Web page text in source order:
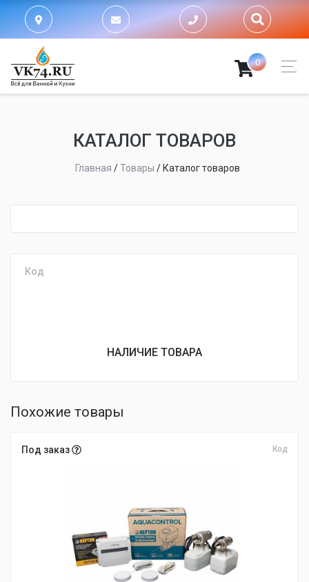
0
КАТАЛОГ ТОВАРОВ
Главная /Товары / Каталог товаров
Код
НАЛИЧИЕ ТОВАРА
Похожие товары
Под заказ Код